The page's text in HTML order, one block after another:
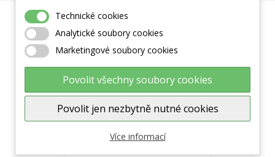
Zobrazit větší
Technické cookies
Analytické soubory cookies
Marketingové soubory cookies
Povolit všechny soubory cookies
Povolit jen nezbytně nutné cookies
Více informací